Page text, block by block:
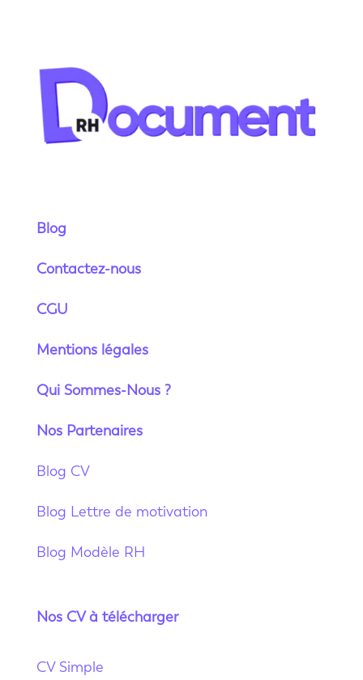
Blog
Contactez-nous
CGU
Mentions légales
Qui Sommes-Nous ?
Nos Partenaires
Blog CV
Blog Lettre de motivation
Blog Modèle RH
Nos CV à télécharger
CV Simple